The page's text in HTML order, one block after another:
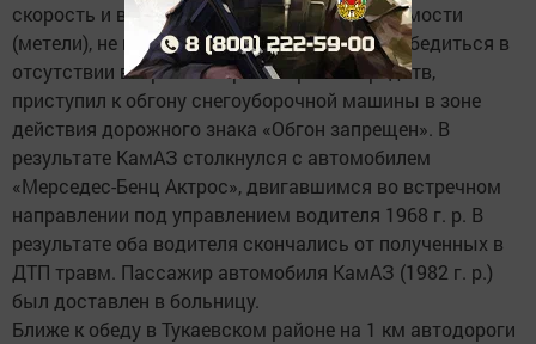
скорость и в условиях недостаточной видимости
(метели), не имея возможности визуально убедиться в
отсутствии встречных транспортных средств,
приступил к обгону снегоуборочной машины в зоне
действия дорожного знака «Обгон запрещен». В
результате КамАЗ столкнулся с автомобилем
«Мерседес-Бенц Актрос», двигавшимся во встречном
направлении под управлением водителя 1968 г. р. В
результате оба водителя скончались от полученных в
ДТП травм. Пассажир автомобиля КамАЗ (1982 г. р.)
был доставлен в больницу.
Ближе к обеду в Тукаевском районе на 1 км автодороги